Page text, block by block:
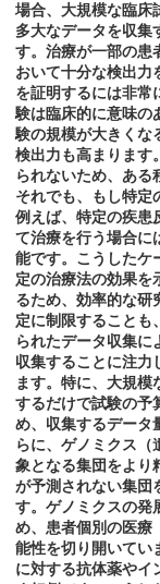
場合、大規模な臨床
多大なデータを収集
す。治療が一部の患
おいて十分な検出力
を証明するには非常
験は臨床的に意味の
験の規模が大きくな
検出力も高まります
られないため、ある
それでも、もし特定
例えば、特定の疾患
て治療を行う場合に
能です。こうしたケ
定の治療法の効果を
るため、効率的な研
定に制限することも
られたデータ収集に
収集することに注力
ます。特に、大規
するだけで試験の予
め、収集するデータ
らに、ゲノミクス（
象となる集団をより
が予測されない集団
す。ゲノミクスの発
め、患者個別の医療
能性を切り開いてい
に対する抗体薬やイ